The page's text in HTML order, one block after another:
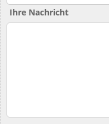
Ihre Nachricht